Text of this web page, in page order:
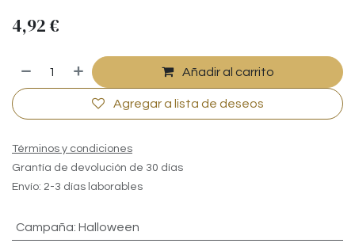
4,92 €
Añadir al carrito
Agregar a lista de deseos
Términos y condiciones
Grantía de devolución de 30 días
Envío: 2-3 días laborables
Campaña: Halloween